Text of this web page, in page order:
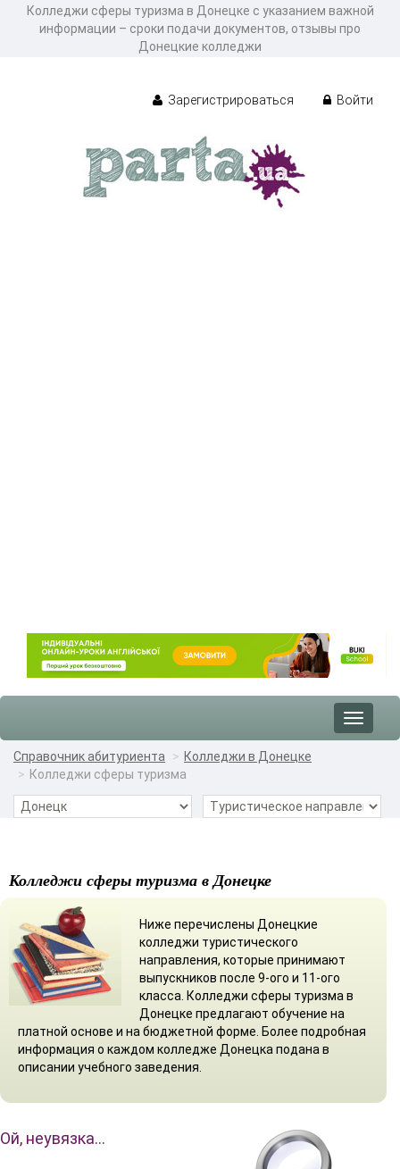
Колледжи сферы туризма в Донецке с указанием важной
информации – сроки подачи документов, отзывы про
Донецкие колледжи
Зарегистрироваться Войти
Toggle
Справочник абитуриента
Колледжи в Донецке
Колледжи сферы туризма
Колледжи сферы туризма в Донецке
Ниже перечислены Донецкие
колледжи туристического
направления, которые принимают
выпускников после 9-ого и 11-ого
класса. Колледжи сферы туризма в
Донецке предлагают обучение на
платной основе и на бюджетной форме. Более подробная
информация о каждом колледже Донецка подана в
описании учебного заведения.
Ой, неувязка…